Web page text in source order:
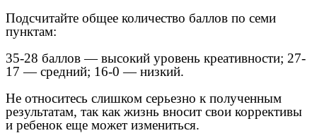
Подсчитайте общее количество баллов по семи
пунктам:
35-28 баллов — высокий уровень креативности; 27-
17 — средний; 16-0 — низкий.
Не относитесь слишком серьезно к полученным
результатам, так как жизнь вносит свои коррективы
и ребенок еще может измениться.